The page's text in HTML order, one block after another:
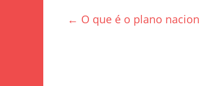
e
b
er e
← O que é o plano